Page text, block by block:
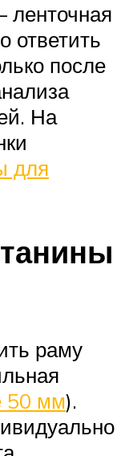
ленточная
ответить
после
На
для
раму
50 мм).